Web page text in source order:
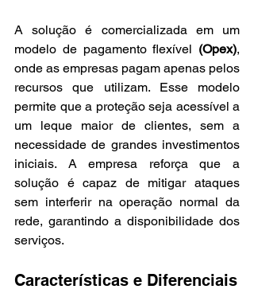
A solução é comercializada em um
modelo de pagamento flexível (Opex),
onde as empresas pagam apenas pelos
recursos que utilizam. Esse modelo
permite que a proteção seja acessível a
um leque maior de clientes, sem a
necessidade de grandes investimentos
iniciais. A empresa reforça que a
solução é capaz de mitigar ataques
sem interferir na operação normal da
rede, garantindo a disponibilidade dos
serviços.
Características e Diferenciais